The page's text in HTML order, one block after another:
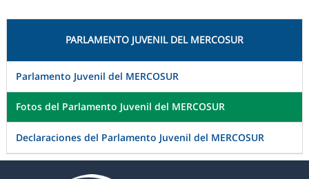
PARLAMENTO JUVENIL DEL MERCOSUR
Parlamento Juvenil del MERCOSUR
Fotos del Parlamento Juvenil del MERCOSUR
Declaraciones del Parlamento Juvenil del MERCOSUR